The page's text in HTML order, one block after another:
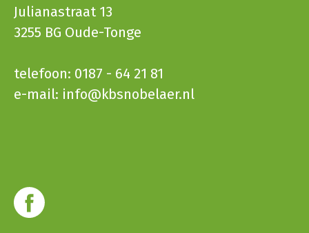
Julianastraat 13
3255 BG Oude-Tonge
telefoon: 0187 - 64 21 81
e-mail: info@kbsnobelaer.nl